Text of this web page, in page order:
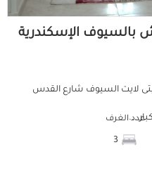
لايت السيوف شارع القدس
عدد الغرف